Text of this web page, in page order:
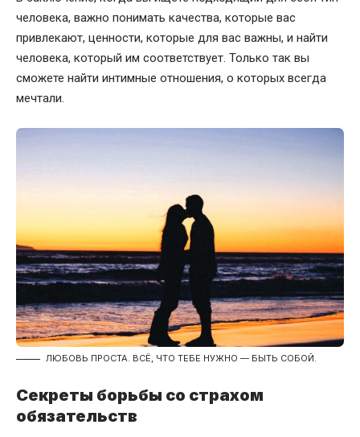
человека, важно понимать качества, которые вас
привлекают, ценности, которые для вас важны, и найти
человека, который им соответствует. Только так вы
сможете найти интимные отношения, о которых всегда
мечтали.
ЛЮБОВЬ ПРОСТА. ВСЁ, ЧТО ТЕБЕ НУЖНО — БЫТЬ СОБОЙ.
Секреты борьбы со страхом
обязательств